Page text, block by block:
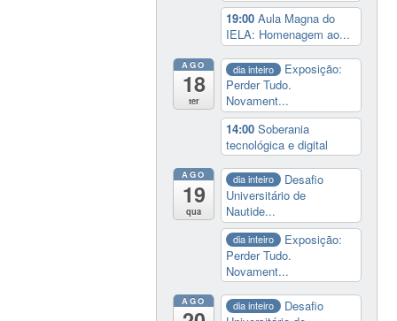
19:00Aula Magna do
IELA: Homenagem ao...
AGO
18
ter
dia inteiro
Exposição:
Perder Tudo.
Novament...
14:00Soberania
tecnológica e digital
AGO
19
qua
dia inteiro
Desafio
Universitário de
Nautide...
dia inteiro
Exposição:
Perder Tudo.
Novament...
AGO dia inteiro
Desafio